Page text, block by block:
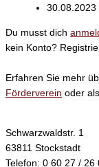
30.08.2023
Du musst dich
kein Konto?
Erfahren Sie mehr
Förderverein oder als
Schwarzwaldstr. 1
63811 Stockstadt
Telefon: 0 60 27 / 26